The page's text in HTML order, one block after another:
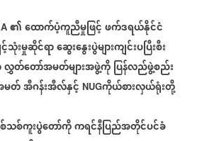
၏ထောက်ပံ့ကူညီမှုဖြင့်ဖက်ဒရယ်နိုင်ငံ
သုံးမှုဆိုင်ရာဆွေးနွေးပွဲများကျင်းပပြီးစီး
လွှတ်တော်အမတ်များအဖွဲ့ကိုပြန်လည်ဖွဲ့စည်း
မတ်အီဂန်းအီလ်နှင့် NUGကိုယ်စားလှယ်ရုံးတို့
သစ်ကူးပွဲတော်ကိုကရင်နီပြည်အတိုင်ပင်ခံ